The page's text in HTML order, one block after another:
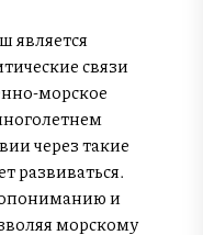
является
связи
морское
через такие
развиваться.
и
морскому